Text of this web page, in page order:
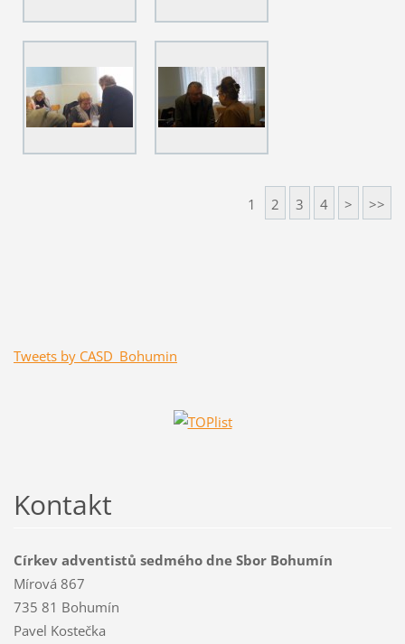
1 2 3 4 > >>
Tweets by CASD_Bohumin
Kontakt
Církev adventistů sedmého dne Sbor Bohumín
Mírová 867
735 81 Bohumín
Pavel Kostečka